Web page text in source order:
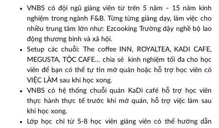
VNBS có đội ngũ giảng viên từ trên 5 năm – 15 năm kinh
nghiệm trong ngành F&B. Từng từng giảng dạy, làm việc cho
nhiều trung tâm lớn như: Ezcooking Trường dậy nghề bộ lao
động thương binh và xã hội.
Setup các chuỗi: The coffee INN, ROYALTEA, KADI CAFE,
MEGUSTA, TỘC CAFE… chia sẻ kinh nghiệm tối đa cho học
viên để bạn có thể tự tin mở quán hoặc hỗ trợ học viên có
VIỆC LÀM sau khi học xong.
VNBS có hệ thống chuỗi quán KaDi café hỗ trợ học viên
thực hành thực tế trước khi mở quán, hỗ trợ việc làm sau
khi học xong.
Lớp học chỉ từ 5-8 học viên giảng viên có thể hướng dẫn